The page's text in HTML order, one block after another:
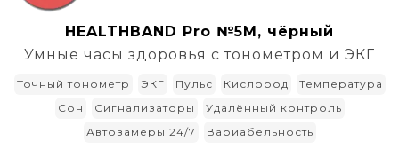
HEALTHBAND Pro №5M, чёрный
Умные часы здоровья с тонометром и ЭКГ
Точный тонометр ЭКГ Пульс Кислород
Температура
Сон
Сигнализаторы
Удалённый контроль
Автозамеры 24/7
Вариабельность